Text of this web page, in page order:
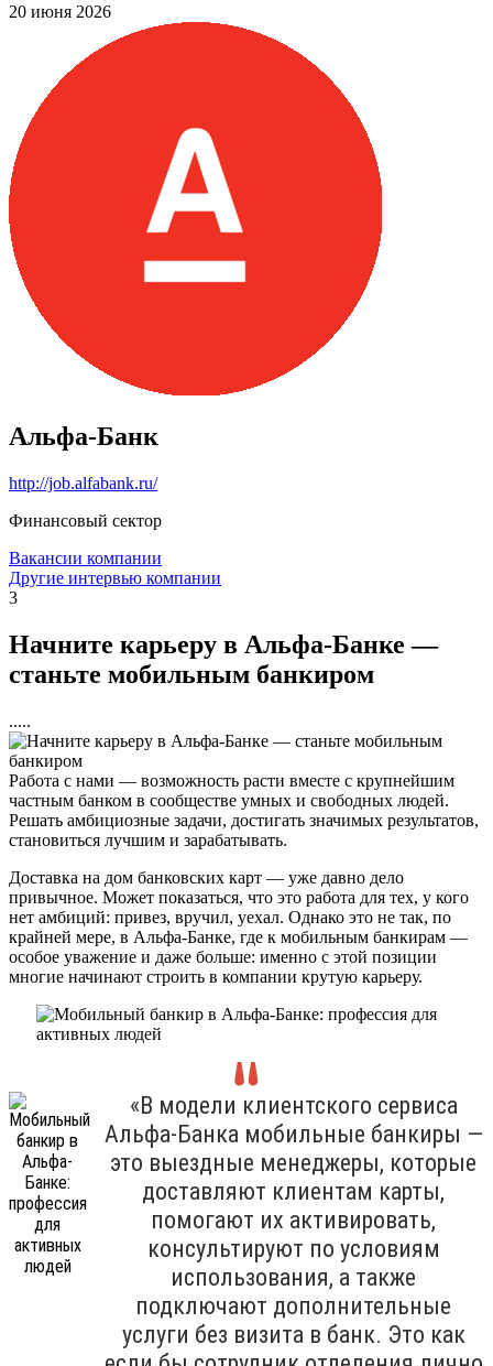
20 июня 2026
Альфа-Банк
http://job.alfabank.ru/
Финансовый сектор
Вакансии компании
Другие интервью компании
3
Начните карьеру в Альфа-Банке —
станьте мобильным банкиром
.....
Работа с нами — возможность расти вместе с крупнейшим
частным банком в сообществе умных и свободных людей.
Решать амбициозные задачи, достигать значимых результатов,
становиться лучшим и зарабатывать.
Доставка на дом банковских карт — уже давно дело
привычное. Может показаться, что это работа для тех, у кого
нет амбиций: привез, вручил, уехал. Однако это не так, по
крайней мере, в Альфа-Банке, где к мобильным банкирам —
особое уважение и даже больше: именно с этой позиции
многие начинают строить в компании крутую карьеру.
«В модели клиентского сервиса
Альфа-Банка мобильные банкиры —
это выездные менеджеры, которые
доставляют клиентам карты,
помогают их активировать,
консультируют по условиям
использования, а также
подключают дополнительные
услуги без визита в банк. Это как